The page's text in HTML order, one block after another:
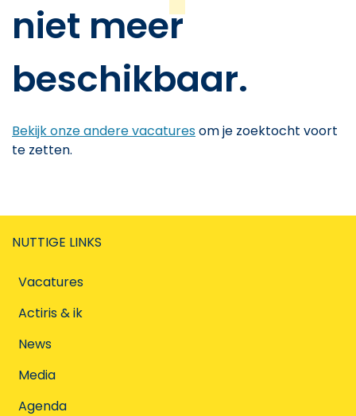
niet meer
beschikbaar.
Bekijk onze andere vacaturesom je zoektocht voort
te zetten.
NUTTIGE LINKS
Vacatures
Actiris & ik
News
Media
Agenda